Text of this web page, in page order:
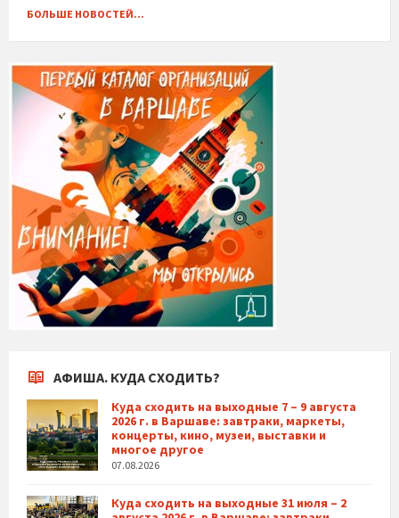
БОЛЬШЕ НОВОСТЕЙ...
АФИША. КУДА СХОДИТЬ?
Куда сходить на выходные 7 – 9 августа
2026 г. в Варшаве: завтраки, маркеты,
концерты, кино, музеи, выставки и
многое другое
07.08.2026
Куда сходить на выходные 31 июля – 2